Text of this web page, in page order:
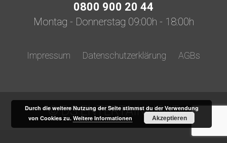
0800 900 20 44
Montag - Donnerstag 09:00h - 18:00h
Impressum Datenschutzerklärung AGBs
© DS ENTERTAINMENT
Durch die weitere Nutzung der Seite stimmst du der Verwendung
von Cookies zu.Weitere Informationen Akzeptieren